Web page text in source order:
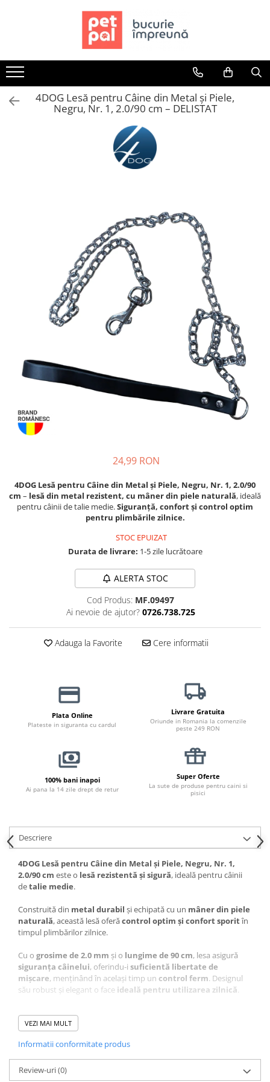
Câini
Hrană Uscată Câini
Câine Junior
Câine Adult
Cremoase
Semi-umede
Îngrijire Câini
Covorașe Igienice Câini
Șampoane Câini
Antiparazitare Câini
Culcușuri & Saltele Câini
Castroane și Adapatori
Hrană Uscată Pisică
Pisică Senior
Recompense Pisici
Semi-umede
Proteice
Umede
Îngrijire Pisici
Igienă Pisici
Antiparazitare Pisici
Perii & Piepteni Pisici
Accesorii Pisici
Culcușuri & Saltele Pisici
Castroane & Adapatori Pisici
Cuști & Genți Pisici
Litiere Pisici
Jucării Pisici
4DOG Lesă pentru Câine din Metal și Piele,
Negru, Nr. 1, 2.0/90 cm – DELISTAT
24,99 RON
4DOG Lesă pentru Câine din Metal și Piele, Negru, Nr. 1, 2.0/90
cm – lesă din metal rezistent, cu mâner din piele naturală, ideală
pentru câinii de talie medie.Siguranță, confort și control optim
pentru plimbările zilnice.
STOC EPUIZAT
Durata de livrare: 1-5 zile lucrătoare
ALERTA STOC
Cod Produs: MF.09497
Ai nevoie de ajutor? 0726.738.725
Adauga la Favorite Cere informatii
Plata Online
Plateste in siguranta cu cardul
Livrare Gratuita
Oriunde in Romania la comenzile
peste 249 RON
100% bani inapoi
Ai pana la 14 zile drept de retur
Super Oferte
La sute de produse pentru caini si
pisici
Descriere
4DOG Lesă pentru Câine din Metal și Piele, Negru, Nr. 1,
2.0/90 cm este o lesă rezistentă și sigură, ideală pentru câinii
detalie medie.
Construită din metal durabil și echipată cu un mâner din piele
naturală, această lesă oferăcontrol optim și confort sporitîn
timpul plimbărilor zilnice.
Cu o grosime de 2.0 mm și o lungime de 90 cm, lesa asigură
siguranța câinelui, oferindu-i suficientă libertate de
mișcare, menținând în același timp un control ferm. Designul
său robust și elegant o face ideală pentru utilizarea zilnică.
Caracteristici principale
4DOG Lesă pentru Câine din
Metal și Piele, Negru, Nr. 1,
VEZI MAI MULT
Informatii conformitate produs
Review-uri(0)